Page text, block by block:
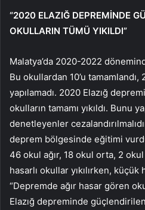
“2020 ELAZIĞ DEPREMİNDE
OKULLARIN TÜMÜ YIKILDI”
Malatya’da 2020-2022
Bu okullardan 10’u tamamlandı,
yapılamadı. 2020 Elazığ
okulların tamamı yıkıldı. Bunu
denetleyenler
deprem bölgesinde eğitimi
46 okul ağır, 18 okul orta, 2
hasarlı okullar yıkılırken, küçük
“Depremde ağır hasar gören
Elazığ depreminde